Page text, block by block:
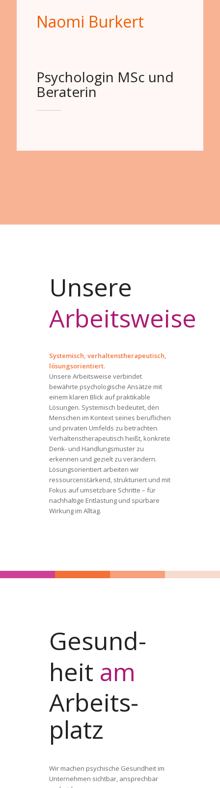
Naomi Burkert
Psychologin MSc und
Beraterin
Unsere
Arbeitsweise
Systemisch, verhaltenstherapeutisch,
lösungsorientiert.
Unsere Arbeitsweise verbindet
bewährte psychologische Ansätze mit
einem klaren Blick auf praktikable
Lösungen. Systemisch bedeutet, den
Menschen im Kontext seines beruflichen
und privaten Umfelds zu betrachten.
Verhaltenstherapeutisch heißt, konkrete
Denk- und Handlungsmuster zu
erkennen und gezielt zu verändern.
Lösungsorientiert arbeiten wir
ressourcenstärkend, strukturiert und mit
Fokus auf umsetzbare Schritte – für
nachhaltige Entlastung und spürbare
Wirkung im Alltag.
Gesund­­
heit am
Arbeits­­
platz
Wir machen psychische Gesundheit im
Unternehmen sichtbar, ansprechbar